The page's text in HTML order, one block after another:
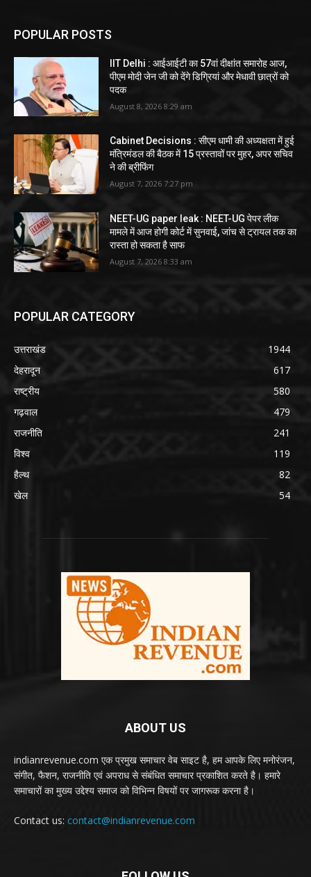
POPULAR POSTS
IIT Delhi : आईआईटी का 57वां दीक्षांत समारोह आज,
पीएम मोदी जेन जी को देंगे डिग्रियां और मेधावी छात्रों को
पदक
August 8, 2026 8:29 am
Cabinet Decisions : सीएम धामी की अध्यक्षता में हुई
मंत्रिमंडल की बैठक में 15 प्रस्तावों पर मुहर, अपर सचिव
ने की ब्रीफिंग
August 7, 2026 7:27 pm
NEET-UG paper leak : NEET-UG पेपर लीक
मामले में आज होगी कोर्ट में सुनवाई, जांच से ट्रायल तक का
रास्ता हो सकता है साफ
August 7, 2026 8:33 am
POPULAR CATEGORY
उत्तराखंड
1944
देहरादून
617
राष्ट्रीय
580
गढ़वाल
479
राजनीति
241
विश्व
119
हैल्थ
82
खेल
54
ABOUT US
indianrevenue.com एक प्रमुख समाचार वेब साइट है, हम आपके लिए मनोरंजन,
संगीत, फैशन, राजनीति एवं अपराध से संबंधित समाचार प्रकाशित करते है। हमारे
समाचारों का मुख्य उद्देश्य समाज को विभिन्न विषयों पर जागरूक करना है।
Contact us: contact@indianrevenue.com